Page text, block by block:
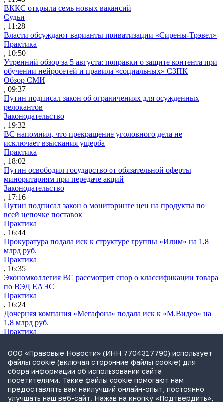
ВККС открыла семь новых вакансий
Судьи
, 11:28
Власти обсуждают варианты приватизации «Сирены-Трэвел»
Практика
, 10:50
Утренний обзор за 5 августа: поправки о защите контента при
обучении нейросетей и правила «социальных» СЗПК
Обзор СМИ
, 09:37
Путин подписал закон об ограничениях для осужденных
релокантов
Законодательство
, 19:32
ВС напомнил, что прекращение уголовного дела не
исключает взыскания ущерба
Практика
, 18:02
Путин освободил государство от обязательной оферты
миноритариям при передаче акций
Законодательство
, 17:16
Путин подписал закон о мониторинге цен на продукты по
всей цепочке поставок
Практика
, 16:44
Прокуратура подала иск к структуре группы «Илим» на 1,8
млрд руб.
Практика
, 16:35
Экономколлегия ВС рассмотрит спор о классификации товара
по ВЭД ЕАЭС
Практика
, 16:24
Дочерняя компания «Мегафона» подала иск к «М.Видео» на
1,8 млрд руб.
Практика
СИП проверит отмену патента на систему управления
устройствами после возражений «Яндекса»
Практика
, 15:17
Суды 10 стран рассматривают иски российской «дочки»
Google о возврате дивидендов
ООО «Правовые Новости» (ИНН 7704317790) использует
файлы cookie (включая сторонние файлы cookie) для
сбора информации об использовании сайта
посетителями. Такие файлы cookie помогают нам
предоставлять вам наилучший онлайн-опыт, постоянно
улучшать наш веб-сайт. Нажав на кнопку «Подтвердить»,